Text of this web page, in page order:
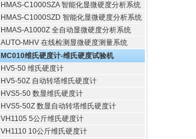
HMAS-C1000SZA 智能化显微硬度分析系统
HMAS-C1000SZD 智能化显微硬度分析系统
HMAS-A1000Z 全自动显微硬度分析系统
AUTO-MHV 在线检测显微硬度测量系统
MC010维氏硬度计-维氏硬度试验机
HV5-50 维氏硬度计
HV5-50Z 自动转塔维氏硬度计
HVS5-50 数显维氏硬度计
HVS5-50Z 数显自动转塔维氏硬度计
VH1105 5公斤维氏硬度计
VH1110 10公斤维氏硬度计